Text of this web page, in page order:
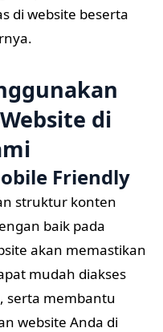
di website beserta
di
Friendly
struktur konten
baik pada
akan memastikan
mudah diakses
serta membantu
website Anda di